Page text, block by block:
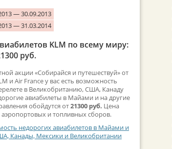
— 30.09.2013
— 31.03.2014
KLM по всему миру:
руб.
акции «Собирайся и путешествуй» от
и Air France у вас есть возможность
в Великобританию, США, Канаду
авиабилеты в Майами и на другие
обойдутся от21300 руб. Цена
аэропортовых и топливных сборов.
недорогих авиабилетов в Майами и
Канады, Мексики и Великобритании